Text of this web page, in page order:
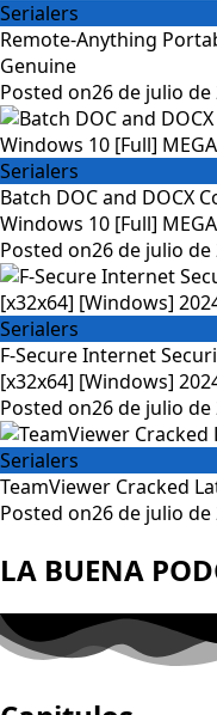
Serialers
Remote-Anything
Genuine
Posted on26 de julio de
Serialers
Batch DOC and DOCX
Windows 10 [Full] MEGA
Posted on26 de julio de
Serialers
F-Secure Internet
[x32x64] [Windows]
Posted on26 de julio de
Serialers
TeamViewer Cracked
Posted on26 de julio de
LA BUENA